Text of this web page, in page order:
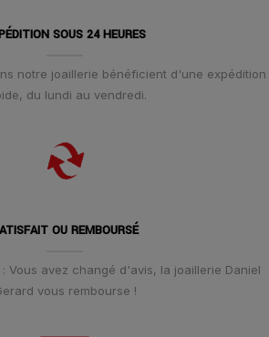
SOUS 24 HEURES
notre joaillerie bénéficient d'une expédition
du lundi au vendredi.
OU REMBOURSÉ
Vous avez changé d'avis, la joaillerie Daniel
vous rembourse !